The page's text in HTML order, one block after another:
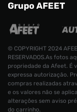
Grupo AFEET
© COPYRIGHT 2024
RESERVADOS.As fotos
propriedade da Afeet. É
expressa autorização.
compras realizadas
e os valores não se
alterações sem aviso
do carrinho.